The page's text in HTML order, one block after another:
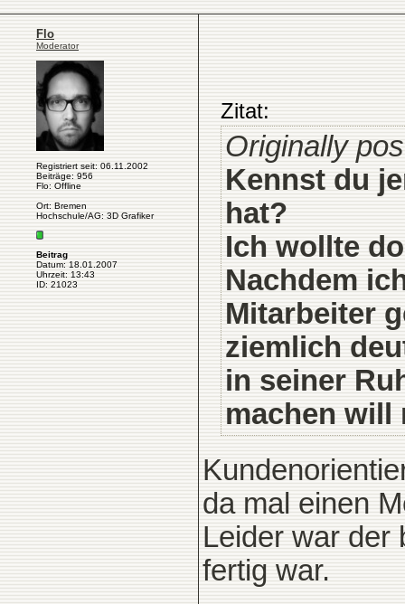
Flo
Moderator
Registriert seit: 06.11.2002
Beiträge: 956
Flo: Offline
Ort: Bremen
Hochschule/AG: 3D Grafiker
Beitrag
Datum: 18.01.2007
Uhrzeit: 13:43
ID: 21023
Zitat:
Originally
Kennst du
hat?
Ich wollte
Nachdem
Mitarbeiter
ziemlich
in seiner
machen will
da mal einen
Leider war der
fertig war.